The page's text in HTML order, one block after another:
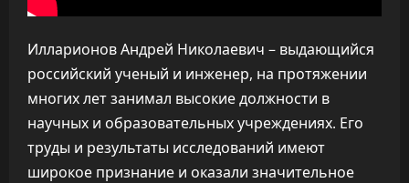
Илларионов Андрей Николаевич – выдающийся
российский ученый и инженер, на протяжении
многих лет занимал высокие должности в
научных и образовательных учреждениях. Его
труды и результаты исследований имеют
широкое признание и оказали значительное